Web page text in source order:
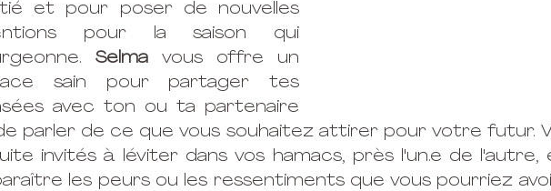
et pour poser de nouvelles
pour la saison qui
Selma vous offre un
sain pour partager tes
avec ton ou ta partenaire
parler de ce que vous souhaitez attirer pour votre futur.
invités à léviter dans vos hamacs, près l'un.e de l'autre,
les peurs ou les ressentiments que vous pourriez